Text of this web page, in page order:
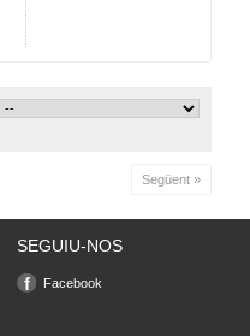
Següent »
SEGUIU-NOS
Facebook